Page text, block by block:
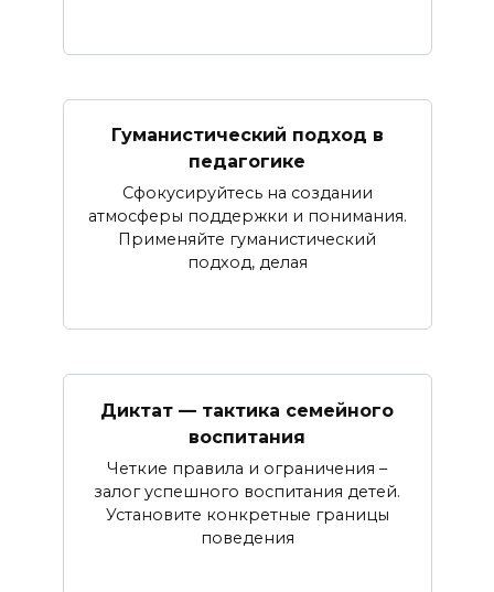
Гуманистический подход в
педагогике
Сфокусируйтесь на создании
атмосферы поддержки и понимания.
Применяйте гуманистический
подход, делая
Диктат — тактика семейного
воспитания
Четкие правила и ограничения –
залог успешного воспитания детей.
Установите конкретные границы
поведения